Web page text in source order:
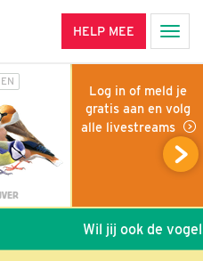
HELP MEE
Log in of meld je
gratis aan en volg
alle livestreams
Wil jij ook de